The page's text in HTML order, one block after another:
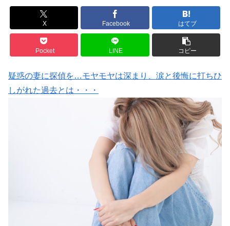
X Facebook はてブ
Pocket LINE コピー
疑惑の妻に探偵を…モヤモヤは深まり、涙と後悔に打ちひ
しがれた過去とは・・・